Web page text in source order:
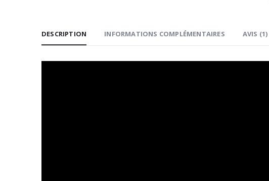
DESCRIPTION INFORMATIONS COMPLÉMENTAIRES AVIS (1)